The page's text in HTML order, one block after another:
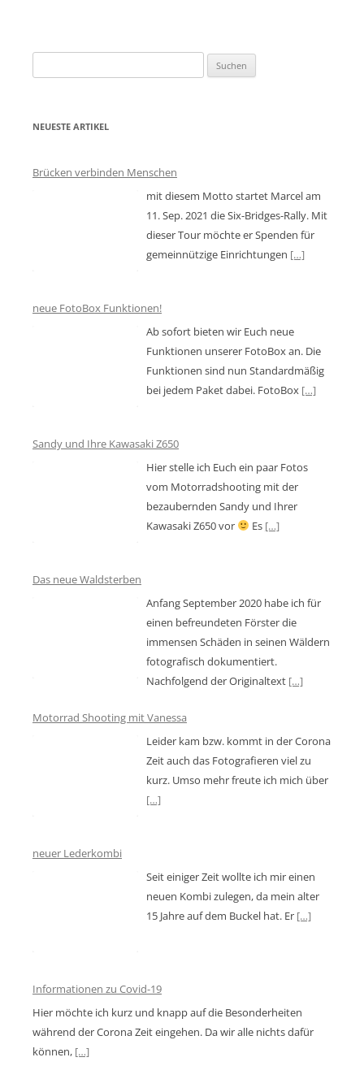
nach:
NEUESTE ARTIKEL
Brücken verbinden Menschen
mit diesem Motto startet Marcel am
11. Sep. 2021 die Six-Bridges-Rally. Mit
dieser Tour möchte er Spenden für
gemeinnützige Einrichtungen […]
neue FotoBox Funktionen!
Ab sofort bieten wir Euch neue
Funktionen unserer FotoBox an. Die
Funktionen sind nun Standardmäßig
bei jedem Paket dabei. FotoBox […]
Sandy und Ihre Kawasaki Z650
Hier stelle ich Euch ein paar Fotos
vom Motorradshooting mit der
bezaubernden Sandy und Ihrer
Kawasaki Z650 vor
Es […]
Das neue Waldsterben
Anfang September 2020 habe ich für
einen befreundeten Förster die
immensen Schäden in seinen Wäldern
fotografisch dokumentiert.
Nachfolgend der Originaltext […]
Motorrad Shooting mit Vanessa
Leider kam bzw. kommt in der Corona
Zeit auch das Fotografieren viel zu
kurz. Umso mehr freute ich mich über
[…]
neuer Lederkombi
Seit einiger Zeit wollte ich mir einen
neuen Kombi zulegen, da mein alter
15 Jahre auf dem Buckel hat. Er […]
Informationen zu Covid-19
Hier möchte ich kurz und knapp auf die Besonderheiten
während der Corona Zeit eingehen. Da wir alle nichts dafür
können, […]